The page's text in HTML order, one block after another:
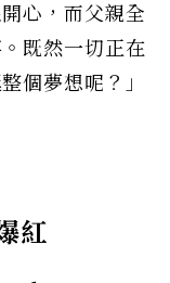
心，而父親全
既然一切正在
個夢想呢？」
紅